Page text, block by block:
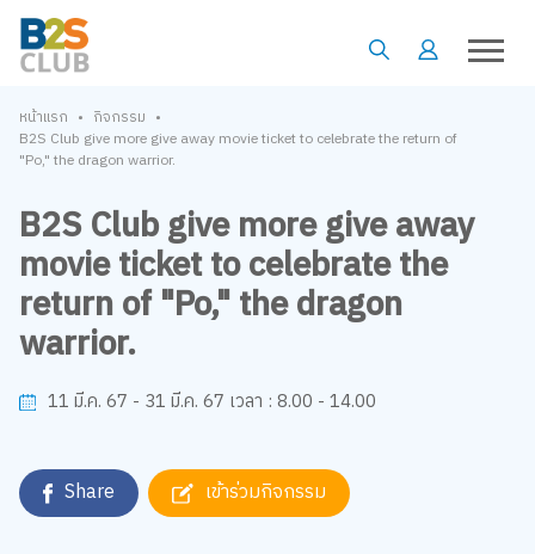
หน้าแรก • กิจกรรม •
B2S Club give more give away movie ticket to celebrate the return of
"Po," the dragon warrior.
B2S Club give more give away
movie ticket to celebrate the
return of "Po," the dragon
warrior.
11 มี.ค. 67 - 31 มี.ค. 67 เวลา : 8.00 - 14.00
Share เข้าร่วมกิจกรรม